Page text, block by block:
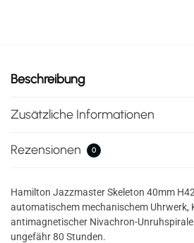
Beschreibung
Zusätzliche Informationen
Rezensionen 0
Hamilton Jazzmaster Skeleton 40mm
automatischem mechanischem Uhrwerk,
antimagnetischer Nivachron-
ungefähr 80 Stunden.